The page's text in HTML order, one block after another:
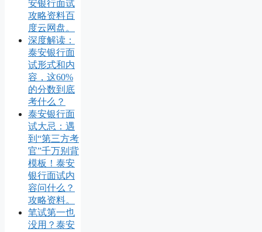
安银行面试
攻略资料百
度云网盘。
深度解读：
泰安银行面
试形式和内
容，这60%
的分数到底
考什么？
泰安银行面
试大忌：遇
到“第三方考
官”千万别背
模板！泰安
银行面试内
容问什么？
攻略资料。
笔试第一也
没用？泰安